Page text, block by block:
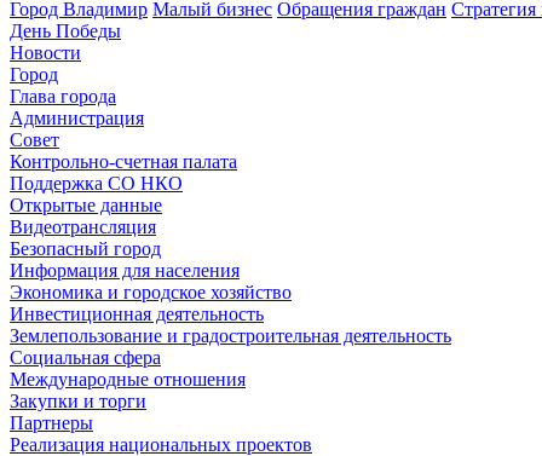
Город Владимир Малый бизнес Обращения граждан Стратегия
День Победы
Новости
Город
Глава города
Администрация
Совет
Контрольно-счетная палата
Поддержка СО НКО
Открытые данные
Видеотрансляция
Безопасный город
Информация для населения
Экономика и городское хозяйство
Инвестиционная деятельность
Землепользование и градостроительная деятельность
Социальная сфера
Международные отношения
Закупки и торги
Партнеры
Реализация национальных проектов